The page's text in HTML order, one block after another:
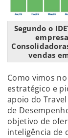
Segundo o
vendas
Como vimos
estratégico e
apoio do
de
objetivo de
inteligência de